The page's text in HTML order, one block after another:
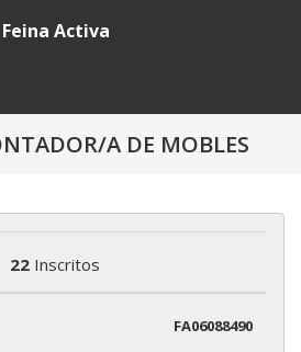
Feina Activa
A DE MOBLES
22 Inscritos
FA06088490